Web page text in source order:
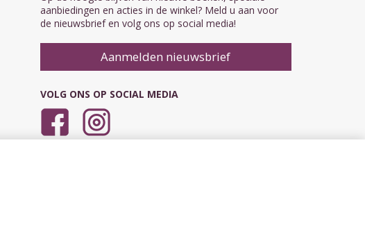
aanbiedingen en acties in de winkel? Meld u aan voor
de nieuwsbrief en volg ons op social media!
Aanmelden nieuwsbrief
VOLG ONS OP SOCIAL MEDIA